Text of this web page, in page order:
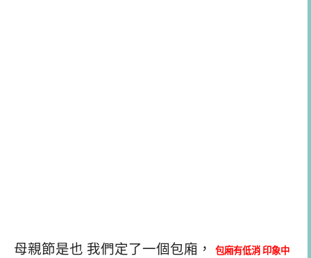
母親節是也 我們定了一個包廂， 包廂有低消 印象中